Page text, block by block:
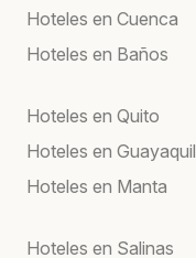
Hoteles en Cuenca
Hoteles en Baños
Hoteles en Quito
Hoteles en Guayaquil
Hoteles en Manta
Hoteles en Salinas